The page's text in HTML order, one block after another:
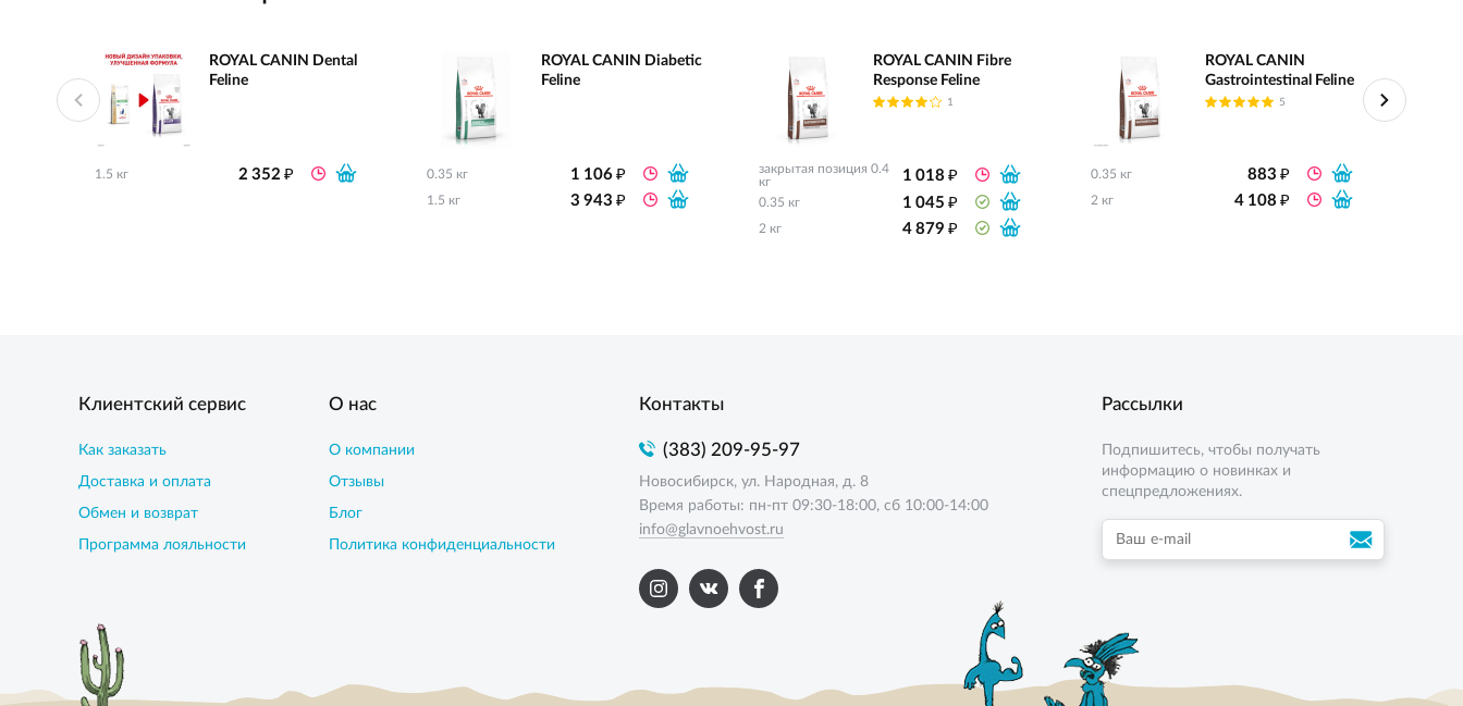
ROYAL CANIN Dental
Feline
1.5 кг 2 352₽
ROYAL CANIN Diabetic
Feline
0.35 кг 1 106₽
1.5 кг 3 943₽
ROYAL CANIN Fibre
Response Feline
1
закрытая позиция 0.4
кг
1 018₽
0.35 кг 1 045₽
2 кг 4 879₽
ROYAL CANIN
Gastrointestinal Feline
5
0.35 кг 883₽
2 кг 4 108₽
Клиентский сервис
Как заказать
Доставка и оплата
Обмен и возврат
Программа лояльности
О нас
О компании
Отзывы
Блог
Политика конфиденциальности
Контакты
(383) 209-95-97
Новосибирск, ул. Народная, д. 8
Время работы: пн-пт 09:30-18:00, сб 10:00-14:00
info@glavnoehvost.ru
Рассылки
Подпишитесь, чтобы получать
информацию о новинках и
спецпредложениях.